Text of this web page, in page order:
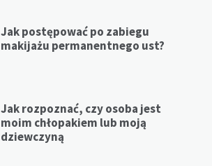
Jak postępować po zabiegu
makijażu permanentnego ust?
Jak rozpoznać, czy osoba jest
moim chłopakiem lub moją
dziewczyną